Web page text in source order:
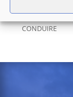
TECHNIQUES
CONDUIRE